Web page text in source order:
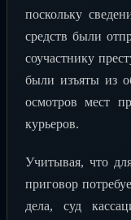
поскольку
средств были
соучастнику
были изъяты из
осмотров мест
курьеров.
Учитывая, что
приговор
дела, суд